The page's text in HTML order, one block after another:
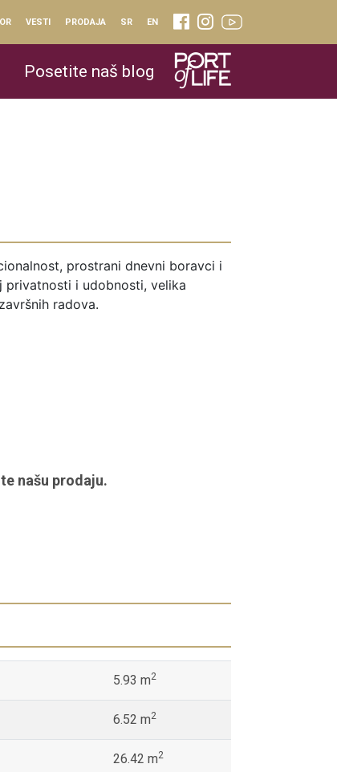
VESTI PRODAJA SR EN
Posetite naš blog
prostrani dnevni boravci i
privatnosti i udobnosti, velika
radova.
našu prodaju.
5.93 m2
6.52 m2
26.42 m2